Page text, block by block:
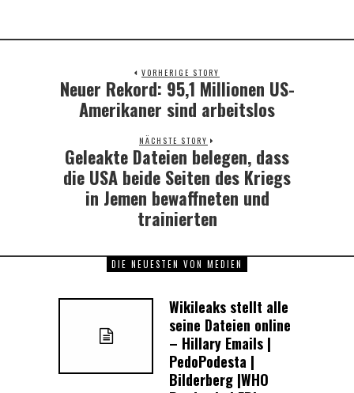
VORHERIGE STORY
Previous
post:
Neuer Rekord: 95,1 Millionen US-
Amerikaner sind arbeitslos
NÄCHSTE STORY
Next
post:
Geleakte Dateien belegen, dass
die USA beide Seiten des Kriegs
in Jemen bewaffneten und
trainierten
DIE NEUESTEN VON MEDIEN
Wikileaks stellt alle
seine Dateien online
– Hillary Emails |
PedoPodesta |
Bilderberg |WHO